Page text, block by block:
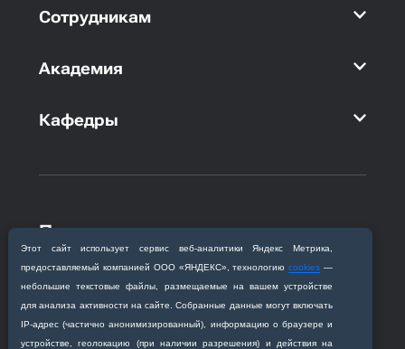
Этот сайт использует сервис веб‑аналитики Яндекс Метрика,
предоставляемый компанией ООО «ЯНДЕКС», технологиюcookies —
небольшие текстовые файлы, размещаемые на вашем устройстве
для анализа активности на сайте. Собранные данные могут включать
IP‑адрес (частично анонимизированный), информацию о браузере и
устройстве, геолокацию (при наличии разрешения) и действия на
Сотрудникам
Академия
Кафедры
Приемная комиссия
Благовещенск, ул. Горького, 95
+7 (4162) 319‒016
abitur@amursma.su
Сведения об образовательной
организации